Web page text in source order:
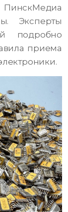
Эксперты
подробно
приема